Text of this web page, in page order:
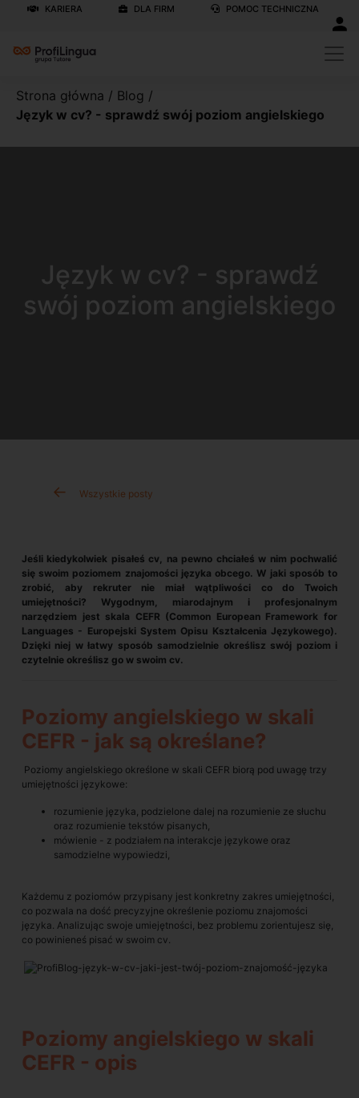
KARIERA DLA FIRM POMOC TECHNICZNA
Strona główna / Blog /
Język w cv? - sprawdź swój poziom angielskiego
Język w cv? - sprawdź
swój poziom angielskiego
Wszystkie posty
Jeśli kiedykolwiek pisałeś cv, na pewno chciałeś w nim pochwalić
się swoim poziomem znajomości języka obcego. W jaki sposób to
zrobić, aby rekruter nie miał wątpliwości co do Twoich
umiejętności? Wygodnym, miarodajnym i profesjonalnym
narzędziem jest skala CEFR (Common European Framework for
Languages - Europejski System Opisu Kształcenia Językowego).
Dzięki niej w łatwy sposób samodzielnie określisz swój poziom i
czytelnie określisz go w swoim cv.
Poziomy angielskiego w skali
CEFR - jak są określane?
Poziomy angielskiego określone w skali CEFR biorą pod uwagę trzy
umiejętności językowe:
rozumienie języka, podzielone dalej na rozumienie ze słuchu
oraz rozumienie tekstów pisanych,
mówienie - z podziałem na interakcje językowe oraz
samodzielne wypowiedzi,
Każdemu z poziomów przypisany jest konkretny zakres umiejętności,
co pozwala na dość precyzyjne określenie poziomu znajomości
języka. Analizując swoje umiejętności, bez problemu zorientujesz się,
co powinieneś pisać w swoim cv.
Poziomy angielskiego w skali
CEFR - opis